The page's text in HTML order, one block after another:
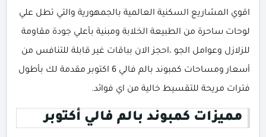
اقوي المشاريع السكنية العالمية بالجمهورية والتي تطل علي
لوحات ساحرة من الطبيعة الخلابة ومبنية بأعلي جودة مقاومة
للزلازل وعوامل الجو ،احجز الان بباقات غير قابلة للتنافس من
أسعار ومساحات كمبوند بالم فالي 6 اكتوبر مقدمة لك بأطول
فترات مريحة للتقسيط خالية من اي فوائد.
مميزات كمبوند بالم فالي أكتوبر